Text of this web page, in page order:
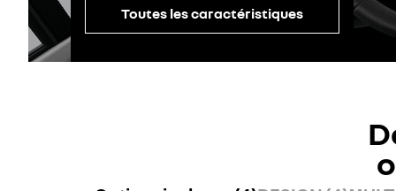
Toutes les caractéristiques